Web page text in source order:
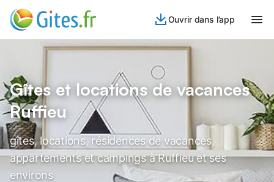
Ouvrir dans l’app
Gîtes et locations de vacances
Ruffieu
gîtes, locations, résidences de vacances,
appartements et campings à Ruffieu et ses
environs